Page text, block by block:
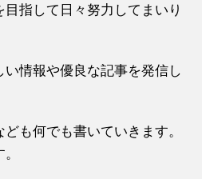
指して日々努力してまいり
情報や優良な記事を発信し
も何でも書いていきます。